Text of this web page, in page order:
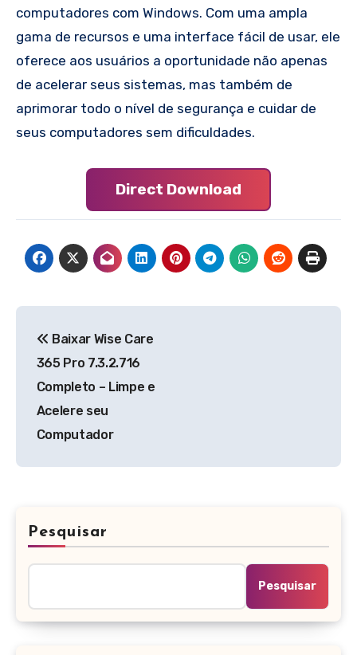
computadores com Windows. Com uma ampla
gama de recursos e uma interface fácil de usar, ele
oferece aos usuários a oportunidade não apenas
de acelerar seus sistemas, mas também de
aprimorar todo o nível de segurança e cuidar de
seus computadores sem dificuldades.
Direct Download
de
Post
Baixar Wise Care
365 Pro 7.3.2.716
Completo – Limpe e
Acelere seu
Computador
Pesquisar
Pesquisar